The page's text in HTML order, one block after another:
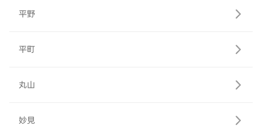
平野
平町
丸山
妙見